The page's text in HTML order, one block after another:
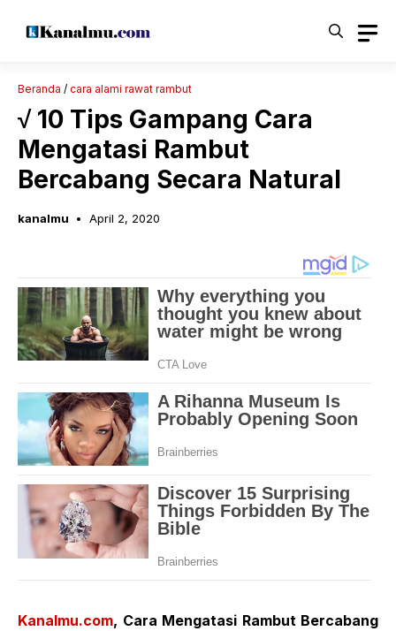
Beranda / cara alami rawat rambut
√ 10 Tips Gampang Cara
Mengatasi Rambut
Bercabang Secara Natural
kanalmu April 2, 2020
Kanalmu.com, Cara Mengatasi Rambut Bercabang